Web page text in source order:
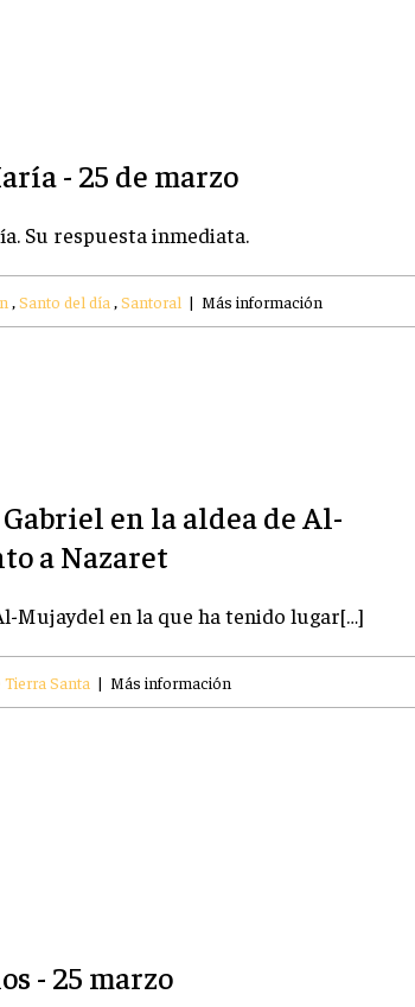
- 25 de marzo
Su respuesta inmediata.
,Santo del día ,Santoral | Más información
en la aldea de Al-
a Nazaret
Mujaydel en la que ha tenido lugar[…]
Santa | Más información
- 25 marzo